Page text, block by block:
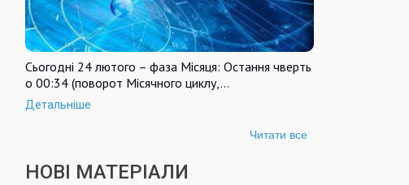
Сьогодні 24 лютого – фаза Місяця: Остання чверть
о 00:34 (поворот Місячного циклу,…
Детальніше
Читати все
НОВІ МАТЕРІАЛИ